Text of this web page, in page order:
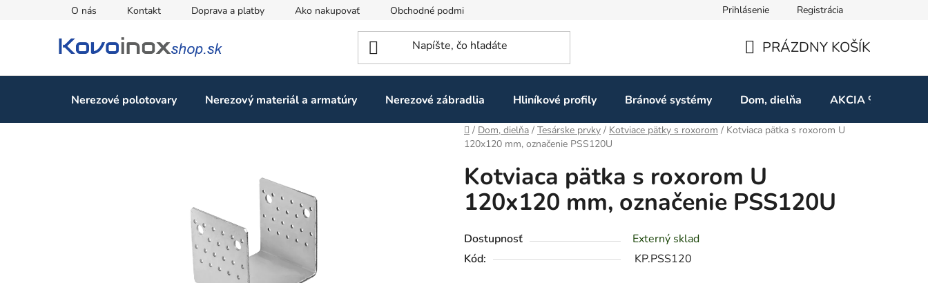
O nás Kontakt Doprava a platby Ako nakupovať Obchodné podmienky Odstúpenie od zmluvy
Prihlásenie Registrácia
KOŠÍK
PRÁZDNY KOŠÍK
Nerezové polotovary Nerezový materiál a armatúry Nerezové zábradlia Hliníkové profily Bránové systémy Dom, dielňa AKCIA %
Domov
/ Dom, dielňa / Tesárske prvky / Kotviace pätky s roxorom / Kotviaca pätka s roxorom U
120x120 mm, označenie PSS120U
Kotviaca pätka s roxorom U
120x120 mm, označenie PSS120U
Dostupnosť
Externý sklad
Kód:
KP.PSS120